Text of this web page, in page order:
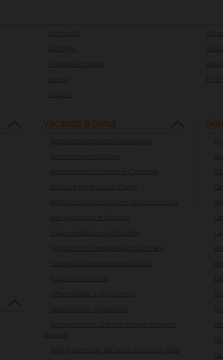
Lombardia
Sardegna
Trentino Alto Adige
Liguria
Calabria
Molise
Vacanze a tema
Agriturismo con centro benessere
Agriturismo con piscina
Agriturismo con piscina in Campania
Strutture per gruppi in Puglia
Agriturismi in Toscana per vacanze sportive
Veri Agriturismi in Toscana
Fuga romantica in Agriturismo
Agriturismi in Campania vicino al mare
Consigli su come spostarsi in Italia
Fattorie con Animali
Offerte Natale in Agriturismo
Matrimonio in Agriturismo
Agriturismi nel Lazio con animali domestici
ammessi
Alloggi particolari per le tue vacanze in Italia